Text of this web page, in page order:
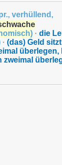
, verhüllend ,
) · die
· (das) Geld
überlegen,
zweimal